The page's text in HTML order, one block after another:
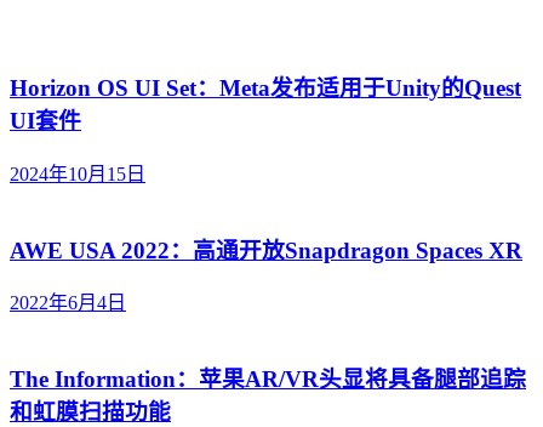
Horizon OS UI Set：Meta发布适用于Unity的Quest
UI套件
2024年10月15日
AWE USA 2022：高通开放Snapdragon Spaces XR
2022年6月4日
The Information：苹果AR/VR头显将具备腿部追踪
和虹膜扫描功能